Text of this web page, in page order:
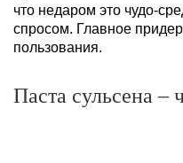
что недаром это чудо-
спросом. Главное
пользования.
Паста сульсена –